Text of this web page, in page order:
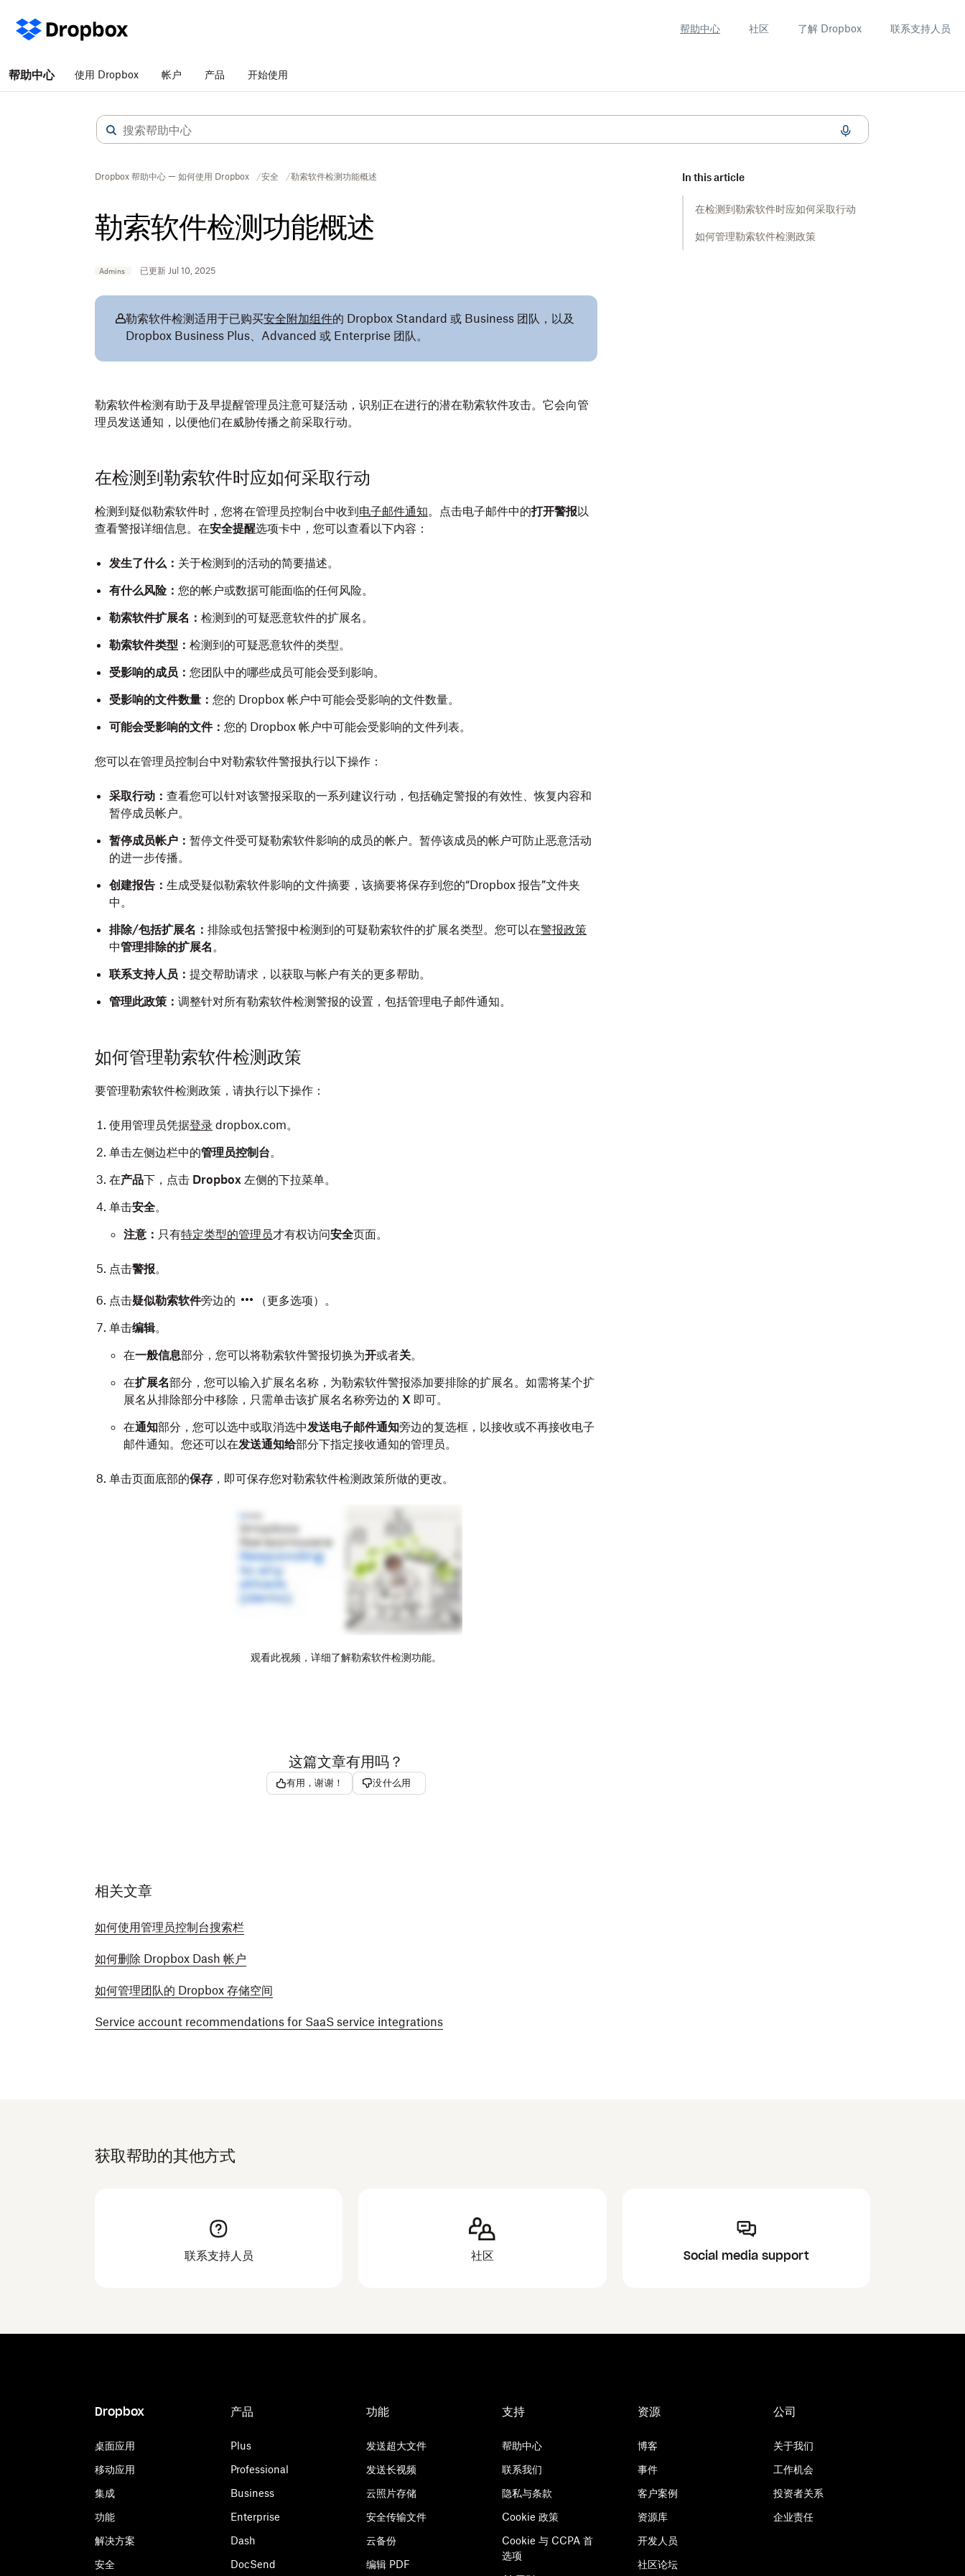
帮助中心 社区 了解 Dropbox 联系支持人员
帮助中心 使用 Dropbox 帐户 产品 开始使用
Dropbox 帮助中心 — 如何使用 Dropbox 安全 勒索软件检测功能概述
勒索软件检测功能概述
Admins 已更新 Jul 10, 2025
In this article
在检测到勒索软件时应如何采取行动
如何管理勒索软件检测政策
勒索软件检测适用于已购买安全附加组件的 Dropbox Standard 或 Business 团队，以及
Dropbox Business Plus、Advanced 或 Enterprise 团队。
勒索软件检测有助于及早提醒管理员注意可疑活动，识别正在进行的潜在勒索软件攻击。它会向管
理员发送通知，以便他们在威胁传播之前采取行动。
在检测到勒索软件时应如何采取行动
检测到疑似勒索软件时，您将在管理员控制台中收到电子邮件通知。点击电子邮件中的打开警报以
查看警报详细信息。在安全提醒选项卡中，您可以查看以下内容：
发生了什么： 关于检测到的活动的简要描述。
有什么风险： 您的帐户或数据可能面临的任何风险。
勒索软件扩展名： 检测到的可疑恶意软件的扩展名。
勒索软件类型： 检测到的可疑恶意软件的类型。
受影响的成员： 您团队中的哪些成员可能会受到影响。
受影响的文件数量： 您的 Dropbox 帐户中可能会受影响的文件数量。
可能会受影响的文件： 您的 Dropbox 帐户中可能会受影响的文件列表。
您可以在管理员控制台中对勒索软件警报执行以下操作：
采取行动： 查看您可以针对该警报采取的一系列建议行动，包括确定警报的有效性、恢复内容和
暂停成员帐户。
暂停成员帐户： 暂停文件受可疑勒索软件影响的成员的帐户。暂停该成员的帐户可防止恶意活动
的进一步传播。
创建报告： 生成受疑似勒索软件影响的文件摘要，该摘要将保存到您的“Dropbox 报告”文件夹
中。
排除/包括扩展名： 排除或包括警报中检测到的可疑勒索软件的扩展名类型。您可以在警报政策
中管理排除的扩展名。
联系支持人员： 提交帮助请求，以获取与帐户有关的更多帮助。
管理此政策： 调整针对所有勒索软件检测警报的设置，包括管理电子邮件通知。
如何管理勒索软件检测政策
要管理勒索软件检测政策，请执行以下操作：
使用管理员凭据登录 dropbox.com。
单击左侧边栏中的管理员控制台。
在产品下，点击 Dropbox 左侧的下拉菜单。
单击安全。
注意： 只有特定类型的管理员才有权访问安全页面。
点击警报。
点击疑似勒索软件旁边的
（更多选项）。
单击编辑。
在一般信息部分，您可以将勒索软件警报切换为开或者关。
在扩展名部分，您可以输入扩展名名称，为勒索软件警报添加要排除的扩展名。如需将某个扩
展名从排除部分中移除，只需单击该扩展名名称旁边的 X 即可。
在通知部分，您可以选中或取消选中发送电子邮件通知旁边的复选框，以接收或不再接收电子
邮件通知。您还可以在发送通知给部分下指定接收通知的管理员。
单击页面底部的保存 ，即可保存您对勒索软件检测政策所做的更改。
观看此视频，详细了解勒索软件检测功能。
这篇文章有用吗？
有用，谢谢！ 没什么用
相关文章
如何使用管理员控制台搜索栏
如何删除 Dropbox Dash 帐户
如何管理团队的 Dropbox 存储空间
Service account recommendations for SaaS service integrations
获取帮助的其他方式
联系支持人员 社区 Social media support
Dropbox
桌面应用
移动应用
集成
功能
解决方案
安全
产品
Plus
Professional
Business
Enterprise
Dash
DocSend
功能
发送超大文件
发送长视频
云照片存储
安全传输文件
云备份
编辑 PDF
支持
帮助中心
联系我们
隐私与条款
Cookie 政策
Cookie 与 CCPA 首
选项
资源
博客
事件
客户案例
资源库
开发人员
社区论坛
公司
关于我们
工作机会
投资者关系
企业责任